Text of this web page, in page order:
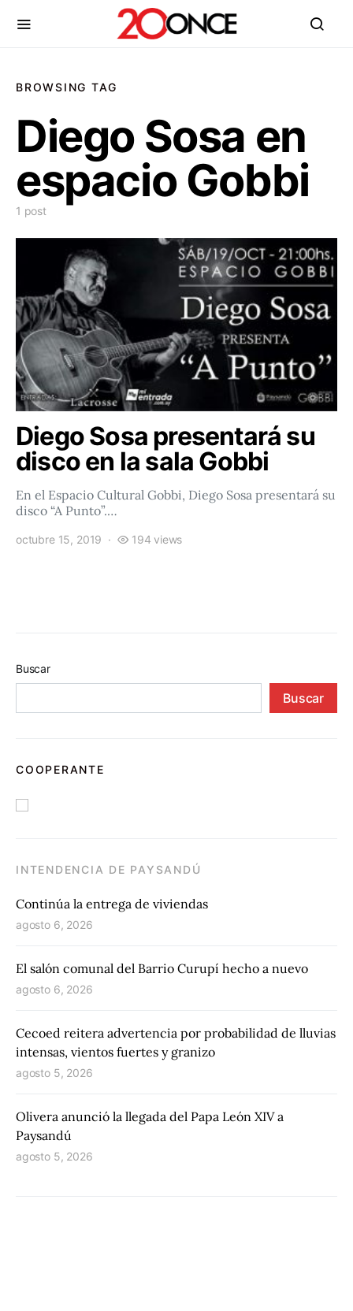
BROWSING TAG
Diego Sosa en
espacio Gobbi
1 post
Diego Sosa presentará su
disco en la sala Gobbi
En el Espacio Cultural Gobbi, Diego Sosa presentará su
disco “A Punto”.…
octubre 15, 2019 194 views
Buscar
Buscar
COOPERANTE
INTENDENCIA DE PAYSANDÚ
Continúa la entrega de viviendas
agosto 6, 2026
El salón comunal del Barrio Curupí hecho a nuevo
agosto 6, 2026
Cecoed reitera advertencia por probabilidad de lluvias
intensas, vientos fuertes y granizo
agosto 5, 2026
Olivera anunció la llegada del Papa León XIV a
Paysandú
agosto 5, 2026